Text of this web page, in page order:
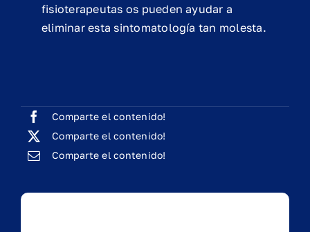
fisioterapeutas os pueden ayudar a
eliminar esta sintomatología tan molesta.
Comparte el contenido!
Comparte el contenido!
Comparte el contenido!